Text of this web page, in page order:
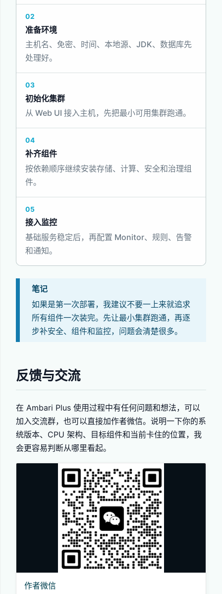
02
准备环境
主机名、免密、时间、本地源、JDK、数据库先
处理好。
03
初始化集群
从 Web UI 接入主机，先把最小可用集群跑通。
04
补齐组件
按依赖顺序继续安装存储、计算、安全和治理组
件。
05
接入监控
基础服务稳定后，再配置 Monitor、规则、告警
和通知。
笔记
如果是第一次部署，我建议不要一上来就追求
所有组件一次装完。先让最小集群跑通，再逐
步补安全、组件和监控，问题会清楚很多。
反馈与交流
在 Ambari Plus 使用过程中有任何问题和想法，可以
加入交流群，也可以直接加作者微信。说明一下你的系
统版本、CPU 架构、目标组件和当前卡住的位置，我
会更容易判断从哪里看起。
作者微信